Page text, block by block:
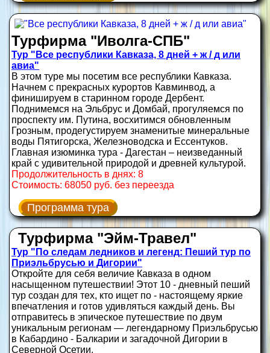
Турфирма "Иволга-СПБ"
Тур "Все республики Кавказа, 8 дней + ж / д или
авиа"
В этом туре мы посетим все республики Кавказа.
Начнем с прекрасных курортов Кавминвод, а
финишируем в старинном городе Дербент.
Поднимемся на Эльбрус и Домбай, прогуляемся по
проспекту им. Путина, восхитимся обновленным
Грозным, продегустируем знаменитые минеральные
воды Пятигорска, Железноводска и Ессентуков.
Главная изюминка тура - Дагестан – неизведанный
край с удивительной природой и древней культурой.
Продолжительность в днях: 8
Стоимость: 68050 руб. без переезда
Программа тура
Турфирма "Эйм-Травел"
Тур "По следам ледников и легенд: Пеший тур по
Приэльбрусью и Дигории"
Откройте для себя величие Кавказа в одном
насыщенном путешествии! Этот 10 - дневный пеший
тур создан для тех, кто ищет по - настоящему яркие
впечатления и готов удивляться каждый день. Вы
отправитесь в эпическое путешествие по двум
уникальным регионам — легендарному Приэльбрусью
в Кабардино - Балкарии и загадочной Дигории в
Северной Осетии.